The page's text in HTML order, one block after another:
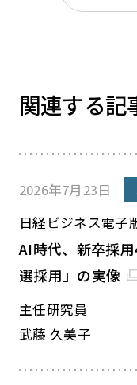
関連する記
2026年7月23日
日経ビジネス電子
AI時代、新卒採
選採用」の実像
主任研究員
武藤 久美子